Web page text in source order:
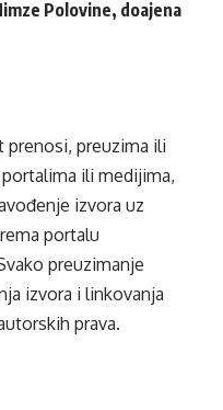
Polovine, doajena
preuzima ili
ili medijima,
izvora uz
portalu
preuzimanje
izvora i linkovanja
prava.